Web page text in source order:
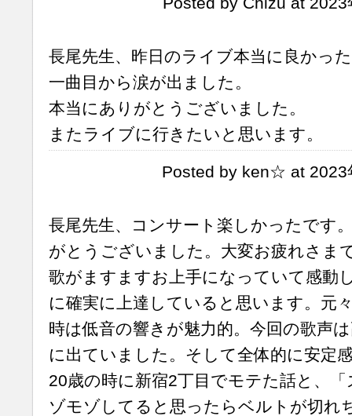
長尾先生、昨日のライブ本当に良かっ
一曲目から涙が出ました。
本当にありがとうございました。
またライブに行きたいと思います。
Posted by ken☆ at
長尾先生、コンサート楽しかったです
がとうございました。大変お疲れさま
歌がますますお上手になっていて感動
に確実に上達していると思います。元
時は低音の響きが魅力的。今回の歌声
に出ていました。そして全体的に安定
20歳の時に新宿2丁目でモテた話と、
ゾモゾしてると思ったらベルトが切れ